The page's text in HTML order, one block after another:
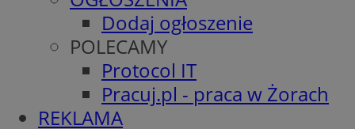
Dodaj ogłoszenie
POLECAMY
Protocol IT
Pracuj.pl - praca w Żorach
REKLAMA